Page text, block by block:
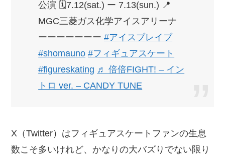
公演 🗓️7.12(sat.) ー 7.13(sun.) 📍
MGC三菱ガス化学アイスアリーナ
ーーーーーーー#アイスブレイブ
#shomauno #フィギュアスケート
#figureskating ♬ 倍倍FIGHT! – イン
トロ ver. – CANDY TUNE
X（Twitter）はフィギュアスケートファンの生息
数こそ多いけれど、かなりの大バズりでない限り